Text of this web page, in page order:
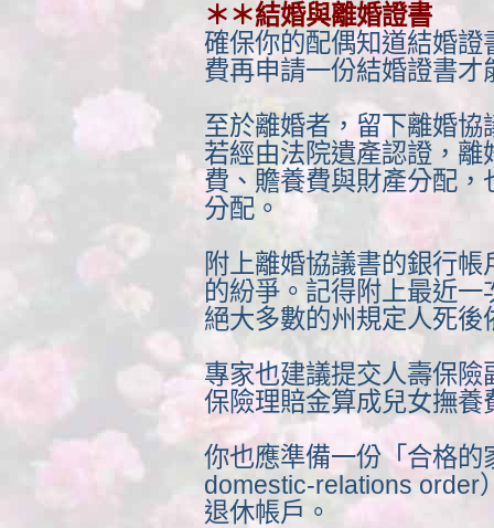
＊＊結婚與離婚證書
確保你的配偶知道結婚
費再申請一份結婚證書
至於離婚者，留下離婚
若經由法院遺產認證，
費、贍養費與財產分配
分配。
附上離婚協議書的銀行
的紛爭。記得附上最近
絕大多數的州規定人死
專家也建議提交人壽保
保險理賠金算成兒女撫養
你也應準備一份「合格
domestic-relations order
退休帳戶。